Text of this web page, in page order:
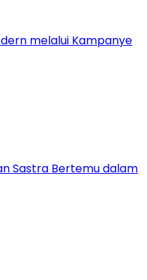
melalui Kampanye
Sastra Bertemu dalam